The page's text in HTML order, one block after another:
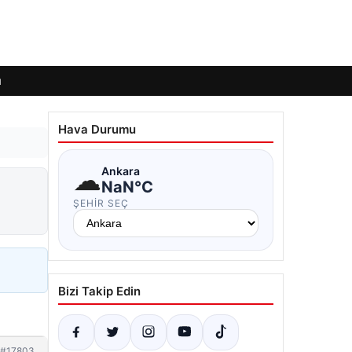
Hava Durumu
☁Ankara
NaN°C
ŞEHIR SEÇ
Bizi Takip Edin